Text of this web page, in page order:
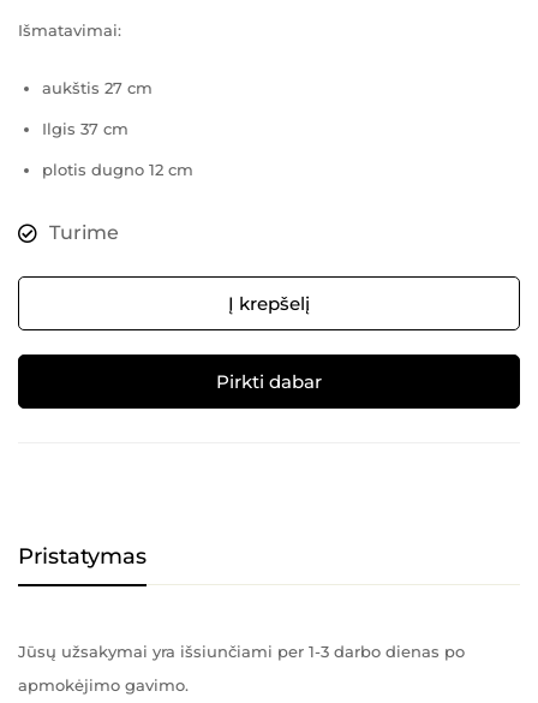
Išmatavimai:
aukštis 27 cm
Ilgis 37 cm
plotis dugno 12 cm
Turime
Į krepšelį
Pirkti dabar
Pristatymas
Jūsų užsakymai yra išsiunčiami per 1-3 darbo dienas po
apmokėjimo gavimo.